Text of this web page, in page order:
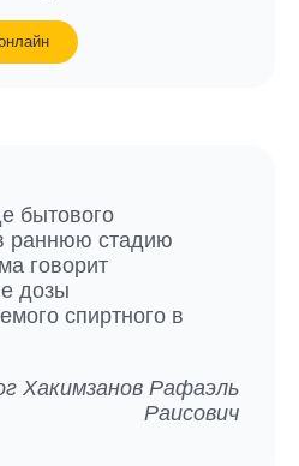
бытового
раннюю стадию
говорит
дозы
спиртного в
Хакимзанов Рафаэль
Раисович